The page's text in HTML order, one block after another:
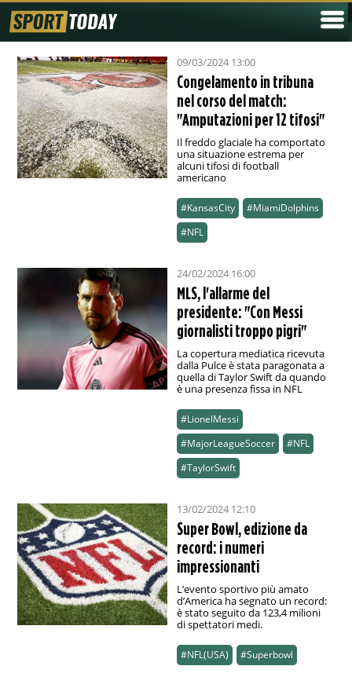
09/03/2024 13:00
Congelamento in tribuna
nel corso del match:
"Amputazioni per 12 tifosi"
Il freddo glaciale ha comportato
una situazione estrema per
alcuni tifosi di football
americano
#KansasCity
#MiamiDolphins
#NFL
24/02/2024 16:00
MLS, l'allarme del
presidente: "Con Messi
giornalisti troppo pigri"
La copertura mediatica ricevuta
dalla Pulce è stata paragonata a
quella di Taylor Swift da quando
è una presenza fissa in NFL
#LionelMessi
#MajorLeagueSoccer
#NFL
#TaylorSwift
13/02/2024 12:10
Super Bowl, edizione da
record: i numeri
impressionanti
L’evento sportivo più amato
d’America ha segnato un record:
è stato seguito da 123,4 milioni
di spettatori medi.
#NFL(USA) #Superbowl